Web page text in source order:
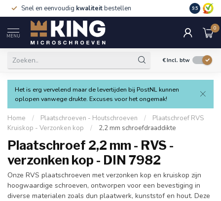
Snel en eenvoudig kwaliteitbestellen 9.5
MENU
0
€Incl. btw
Het is erg vervelend maar de levertijden bij PostNL kunnen
oplopen vanwege drukte. Excuses voor het ongemak!
Home / Plaatschroeven - Houtschroeven /
Plaatschroef RVS
Kruiskop - Verzonken kop
/ 2,2 mm schroefdraaddikte
Plaatschroef 2,2 mm - RVS -
verzonken kop - DIN 7982
Onze RVS plaatschroeven met verzonken kop en kruiskop zijn
hoogwaardige schroeven, ontworpen voor een bevestiging in
diverse materialen zoals dun plaatwerk, kunststof en hout. Deze